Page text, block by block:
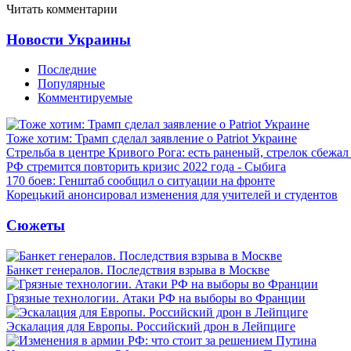
Читать комментарии
Новости Украины
Последние
Популярные
Комментируемые
Тоже хотим: Трамп сделал заявление о Patriot Украине
Стрельба в центре Кривого Рога: есть раненый, стрелок
РФ стремится повторить кризис 2022 года - Сыбига
170 боев: Генштаб сообщил о ситуации на фронте
Корецький анонсировал изменения для учителей и студентов
Сюжеты
Банкет генералов. Последствия взрыва в Москве
Грязные технологии. Атаки РФ на выборы во Франции
Эскалация для Европы. Российский дрон в Лейпциге